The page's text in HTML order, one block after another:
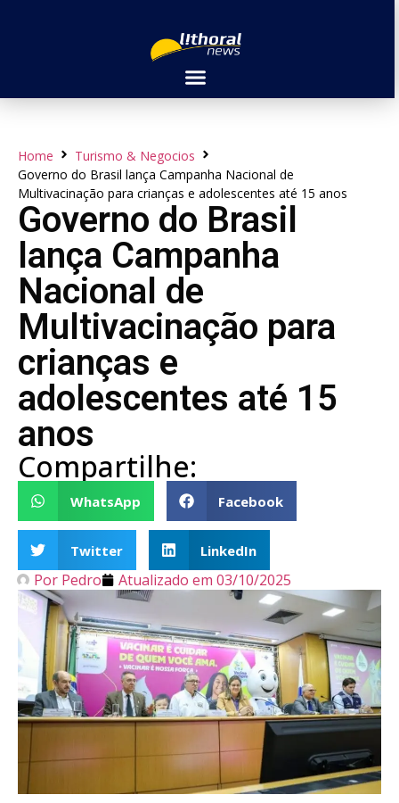
Home
Turismo & Negocios
Governo do Brasil lança Campanha Nacional de
Multivacinação para crianças e adolescentes até 15 anos
Governo do Brasil
lança Campanha
Nacional de
Multivacinação para
crianças e
adolescentes até 15
anos
Compartilhe:
WhatsApp Facebook
Twitter LinkedIn
Por Pedro Atualizado em 03/10/2025